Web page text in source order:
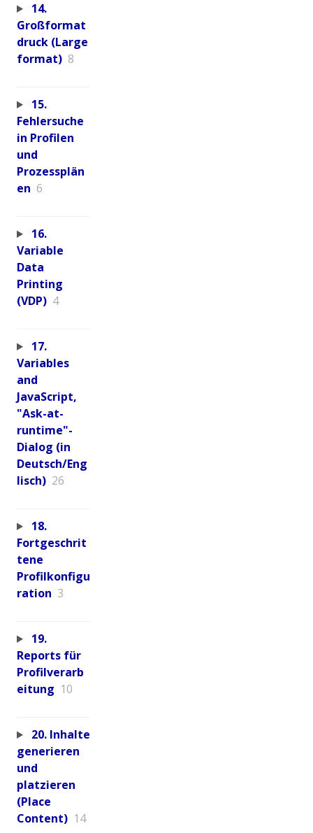
14.
Großformat
druck (Large
format) 8
15.
Fehlersuche
in Profilen
und
Prozessplän
en 6
16.
Variable
Data
Printing
(VDP) 4
17.
Variables
and
JavaScript,
"Ask-at-
runtime"-
Dialog (in
Deutsch/Eng
lisch) 26
18.
Fortgeschrit
tene
Profilkonfigu
ration 3
19.
Reports für
Profilverarb
eitung 10
20. Inhalte
generieren
und
platzieren
(Place
Content) 14